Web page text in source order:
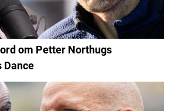
om Petter Northugs
Dance